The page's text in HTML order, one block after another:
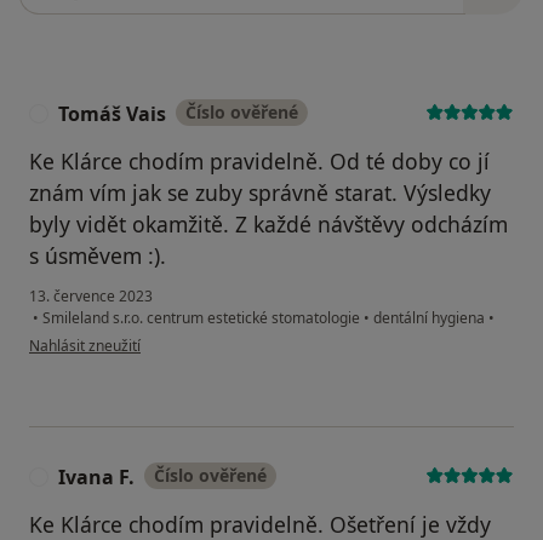
Tomáš Vais Číslo ověřené
Ke Klárce chodím pravidelně. Od té doby co jí
znám vím jak se zuby správně starat. Výsledky
byly vidět okamžitě. Z každé návštěvy odcházím
s úsměvem :).
13. července 2023
• Smileland s.r.o. centrum estetické stomatologie • dentální hygiena •
podle názoru uživatele Tomáš Vais
Nahlásit zneužití
Ivana F. Číslo ověřené
Ke Klárce chodím pravidelně. Ošetření je vždy